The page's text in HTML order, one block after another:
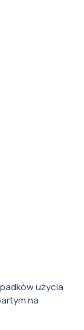
użycia
na